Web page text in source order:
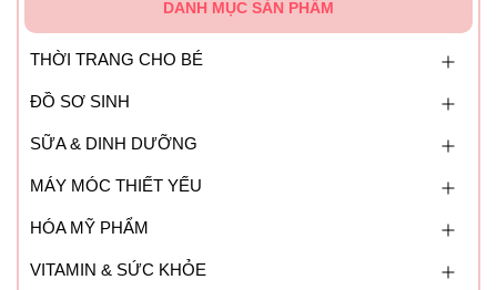
DANH MỤC SẢN PHẨM
THỜI TRANG CHO BÉ
ĐỒ SƠ SINH
SỮA & DINH DƯỠNG
MÁY MÓC THIẾT YẾU
HÓA MỸ PHẨM
VITAMIN & SỨC KHỎE